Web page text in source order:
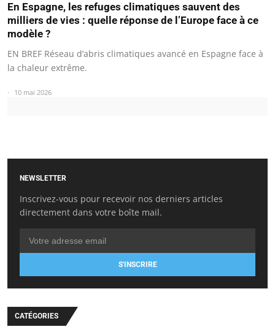
En Espagne, les refuges climatiques sauvent des
milliers de vies : quelle réponse de l’Europe face à ce
modèle ?
EN BREF Réseau d’abris climatiques avancé en Espagne face à
la chaleur extrême.
10 mai 2026
NEWSLETTER
Inscrivez-vous pour recevoir nos derniers articles
directement dans votre boîte mail.
S'INSCRIRE
CATÉGORIES